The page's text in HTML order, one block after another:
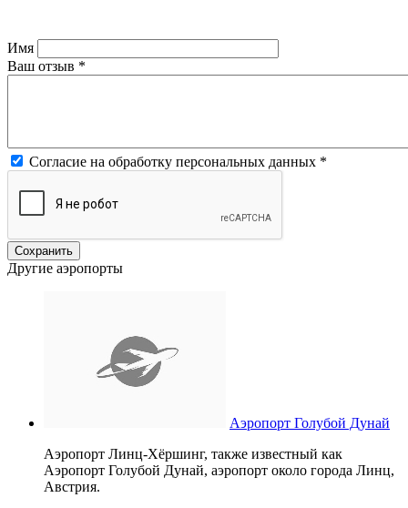
Имя
Ваш отзыв *
Согласие на обработку персональных данных *
Другие аэропорты
Аэропорт Голубой Дунай
Аэропорт Линц-Хёршинг, также известный как
Аэропорт Голубой Дунай, аэропорт около города Линц,
Австрия.